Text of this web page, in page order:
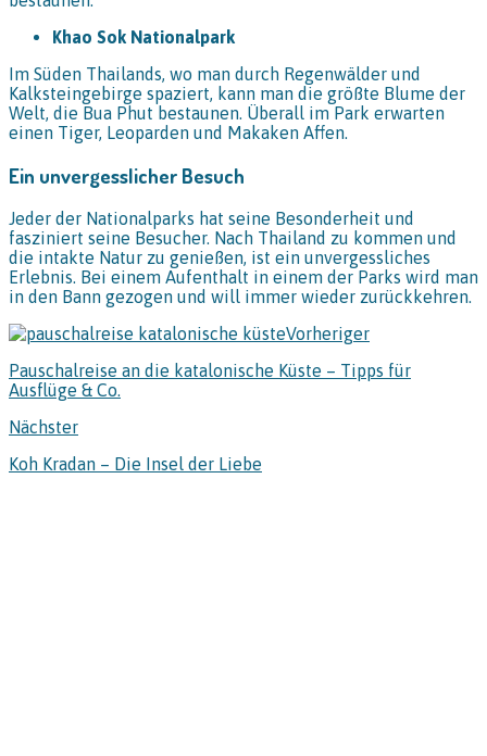
Khao Sok Nationalpark
Im Süden Thailands, wo man durch Regenwälder und
Kalksteingebirge spaziert, kann man die größte Blume der
Welt, die Bua Phut bestaunen. Überall im Park erwarten
einen Tiger, Leoparden und Makaken Affen.
Ein unvergesslicher Besuch
Jeder der Nationalparks hat seine Besonderheit und
fasziniert seine Besucher. Nach Thailand zu kommen und
die intakte Natur zu genießen, ist ein unvergessliches
Erlebnis. Bei einem Aufenthalt in einem der Parks wird man
in den Bann gezogen und will immer wieder zurückkehren.
Vorheriger
Pauschalreise an die katalonische Küste – Tipps für
Ausflüge & Co.
Nächster
Koh Kradan – Die Insel der Liebe